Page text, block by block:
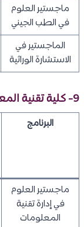
ماجستير العلوم
في الطب الجيني
الماجستير في
الاستشارة الوراثية
9- كلية تقنية المعلومات:
البرنامج
ماجستير العلوم
في إدارة تقنية
المعلومات